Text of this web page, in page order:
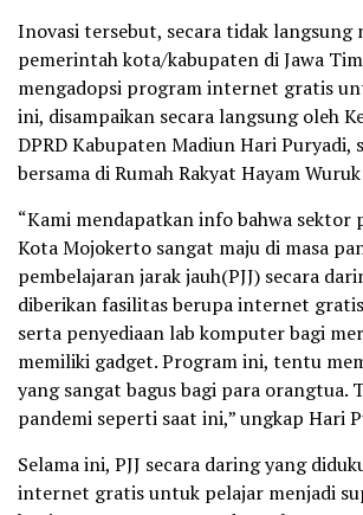
Inovasi tersebut, secara tidak langsung
pemerintah kota/kabupaten di Jawa
mengadopsi program internet gratis
ini, disampaikan secara langsung oleh
DPRD Kabupaten Madiun Hari Puryadi,
bersama di Rumah Rakyat Hayam
“Kami mendapatkan info bahwa sektor
Kota Mojokerto sangat maju di masa
pembelajaran jarak jauh(PJJ) secara
diberikan fasilitas berupa internet
serta penyediaan lab komputer bagi
memiliki gadget. Program ini, tentu
yang sangat bagus bagi para orangtua.
pandemi seperti saat ini,” ungkap Hari
Selama ini, PJJ secara daring yang
internet gratis untuk pelajar menjadi